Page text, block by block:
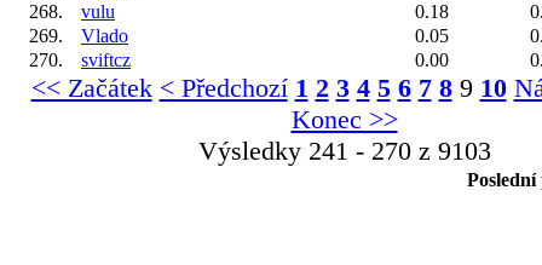
268.
vulu 0.18
269.
Vlado 0.05
270.
sviftcz 0.00
<< Začátek < Předchozí 1 2 3 4 5 6 7 8 9 10
Konec >>
Výsledky 241 - 270 z 9103